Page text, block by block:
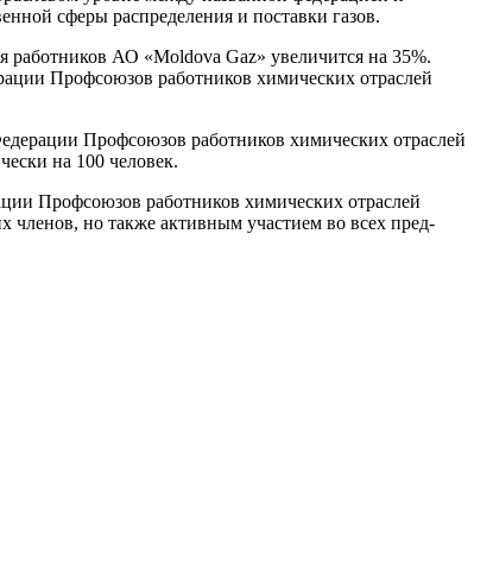
сферы распределения и поставки газов.
работников АО «Moldova Gaz» увеличится на 35%.
Профсоюзов работников химических от­раслей
Профсоюзов ра­ботников химических отраслей
на 100 человек.
Профсоюзов работников химических отраслей
членов, но также активным участием во всех пред­